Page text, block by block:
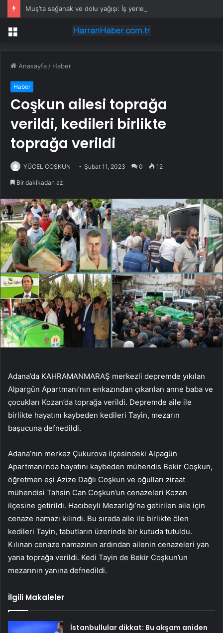
Muş’ta sağanak ve dolu yağışı: İş yerlerini su bastı
Menü
Anasayfa / Haber
Haber
Coşkun ailesi toprağa
verildi, kedileri birlikte
toprağa verildi
YÜCEL COŞKUN Şubat 11, 2023 0 12
Bir dakikadan az
Adana’da KAHRAMANMARAŞ merkezli depremde yıkılan
Alpargün Apartmanı’nın enkazından çıkarılan anne baba ve
çocukları Kozan’da toprağa verildi. Depremde aile ile
birlikte hayatını kaybeden kedileri Tayin, mezarın
başucuna defnedildi.
Adana’nın merkez Çukurova ilçesindeki Alpagün
Apartmanı’nda hayatını kaybeden mühendis Bekir Coşkun,
öğretmen eşi Azize Dağlı Coşkun ve oğulları ziraat
mühendisi Tahsin Can Coşkun’un cenazeleri Kozan
ilçesine getirildi. Hacıbeyli Mezarlığı’na getirilen aile için
cenaze namazı kılındı. Bu sırada aile ile birlikte ölen
kedileri Tayin, tabutların üzerinde bir kutuda tutuldu.
Kılınan cenaze namazının ardından ailenin cenazeleri yan
yana toprağa verildi. Kedi Tayin de Bekir Coşkun’un
mezarının yanına defnedildi.
İlgili Makaleler
İstanbullular dikkat: Bu akşam aniden